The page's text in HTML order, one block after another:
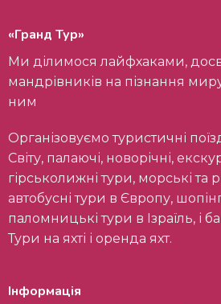
«Гранд Тур»
Ми ділимося лайфхаками, досвідом та надихаємо
мандрівників на пізнання
ним
Організовуємо туристичні поїздки по всьому
Світу, палаючі, новорічні,
гірськолижні тури, морські та
автобусні тури в Європу, шопінг
паломницькі тури в Ізраїль, і
Тури на яхті і оренда яхт.
Інформація